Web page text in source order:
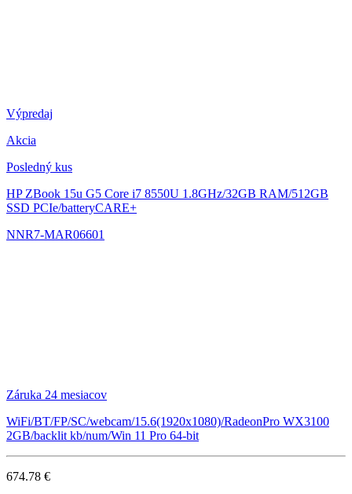
Výpredaj
Akcia
Posledný kus
HP ZBook 15u G5 Core i7 8550U 1.8GHz/32GB RAM/512GB
SSD PCIe/batteryCARE+
NNR7-MAR06601
Záruka 24 mesiacov
WiFi/BT/FP/SC/webcam/15.6(1920x1080)/RadeonPro WX3100
2GB/backlit kb/num/Win 11 Pro 64-bit
674.78 €